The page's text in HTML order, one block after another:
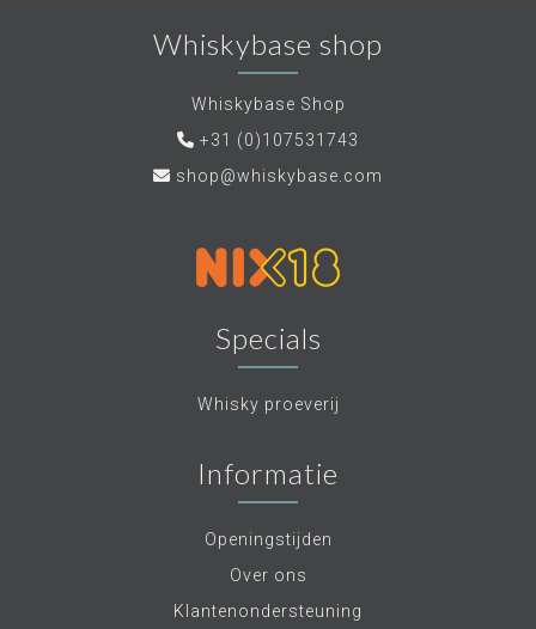
Whiskybase shop
Whiskybase Shop
+31 (0)107531743
shop@whiskybase.com
Specials
Whisky proeverij
Informatie
Openingstijden
Over ons
Klantenondersteuning